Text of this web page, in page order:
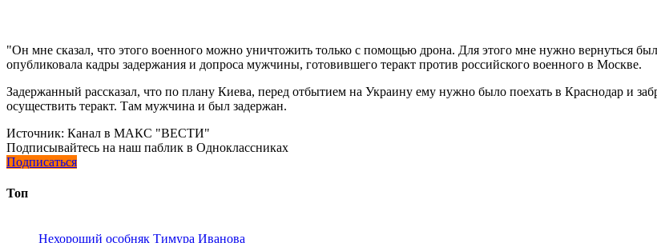
"Он мне сказал, что этого военного можно уничтожить только с помощью дрона. Для этого мне нужно вернуться
опубликовала кадры задержания и допроса мужчины, готовившего теракт против российского военного в Москве.
Задержанный рассказал, что по плану Киева, перед отбытием на Украину ему нужно было поехать в Краснодар и
осуществить теракт. Там мужчина и был задержан.
Источник: Канал в МАКС "ВЕСТИ"
Подписывайтесь на наш паблик в Одноклассниках
Подписаться
Топ
Нехороший особняк Тимура Иванова